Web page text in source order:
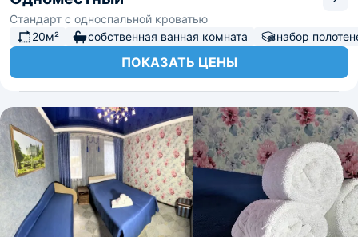
Стандарт с односпальной кроватью
20м²
собственная ванная комната набор
ПОКАЗАТЬ ЦЕНЫ